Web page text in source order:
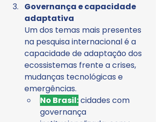
Governança e capacidade
adaptativa
Um dos temas mais presentes
na pesquisa internacional é a
capacidade de adaptação dos
ecossistemas frente a crises,
mudanças tecnológicas e
emergências.
No Brasil: cidades com
governança